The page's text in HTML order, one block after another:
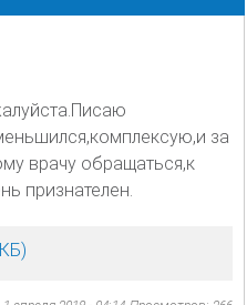
за
врачу обращаться,к
признателен.